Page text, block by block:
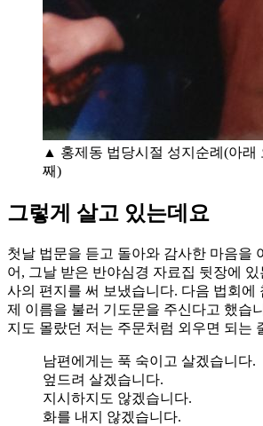
▲ 홍제동 법당시절 성지순례(아래
째)
그렇게 살고 있는데요
첫날 법문을 듣고 돌아와 감사한 마음을
어, 그날 받은 반야심경 자료집 뒷장에
사의 편지를 써 보냈습니다. 다음 법회에
제 이름을 불러 기도문을 주신다고 했습
지도 몰랐던 저는 주문처럼 외우면 되는
남편에게는 푹 숙이고 살겠습니다.
엎드려 살겠습니다.
지시하지도 않겠습니다.
화를 내지 않겠습니다.